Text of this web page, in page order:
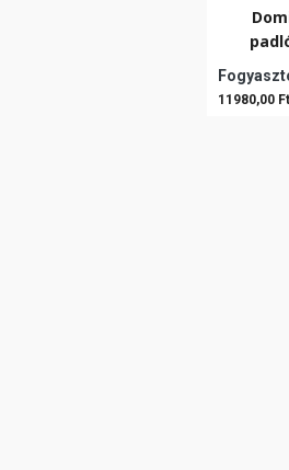
11980,00 Ft